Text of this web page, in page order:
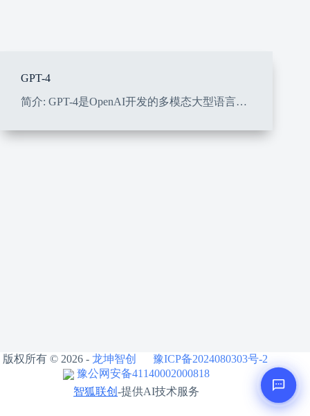
GPT-4
简介: GPT-4是OpenAI开发的多模态大型语言…
版权所有 © 2026 - 龙坤智创
豫ICP备2024080303号-2
豫公网安备41140002000818
智狐联创-提供AI技术服务